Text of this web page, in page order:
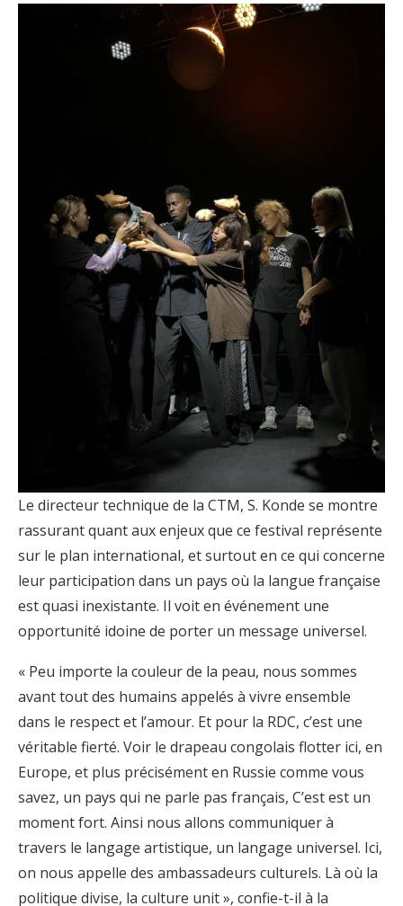
Le directeur technique de la CTM, S. Konde se montre
rassurant quant aux enjeux que ce festival représente
sur le plan international, et surtout en ce qui concerne
leur participation dans un pays où la langue française
est quasi inexistante. Il voit en événement une
opportunité idoine de porter un message universel.
« Peu importe la couleur de la peau, nous sommes
avant tout des humains appelés à vivre ensemble
dans le respect et l’amour. Et pour la RDC, c’est une
véritable fierté. Voir le drapeau congolais flotter ici, en
Europe, et plus précisément en Russie comme vous
savez, un pays qui ne parle pas français, C’est est un
moment fort. Ainsi nous allons communiquer à
travers le langage artistique, un langage universel. Ici,
on nous appelle des ambassadeurs culturels. Là où la
politique divise, la culture unit », confie-t-il à la